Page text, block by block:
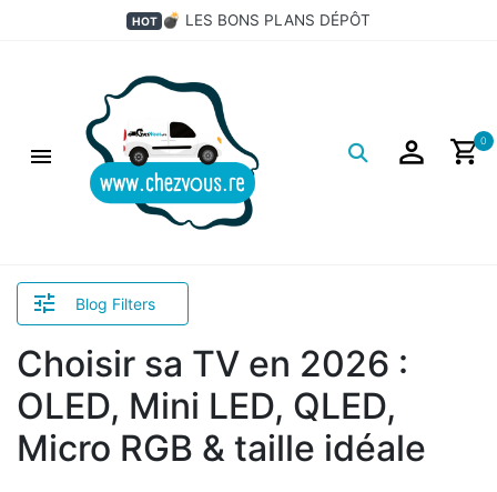
HOT 💣 LES BONS PLANS DÉPÔT
0
Blog Filters
Choisir sa TV en 2026 :
OLED, Mini LED, QLED,
Micro RGB & taille idéale